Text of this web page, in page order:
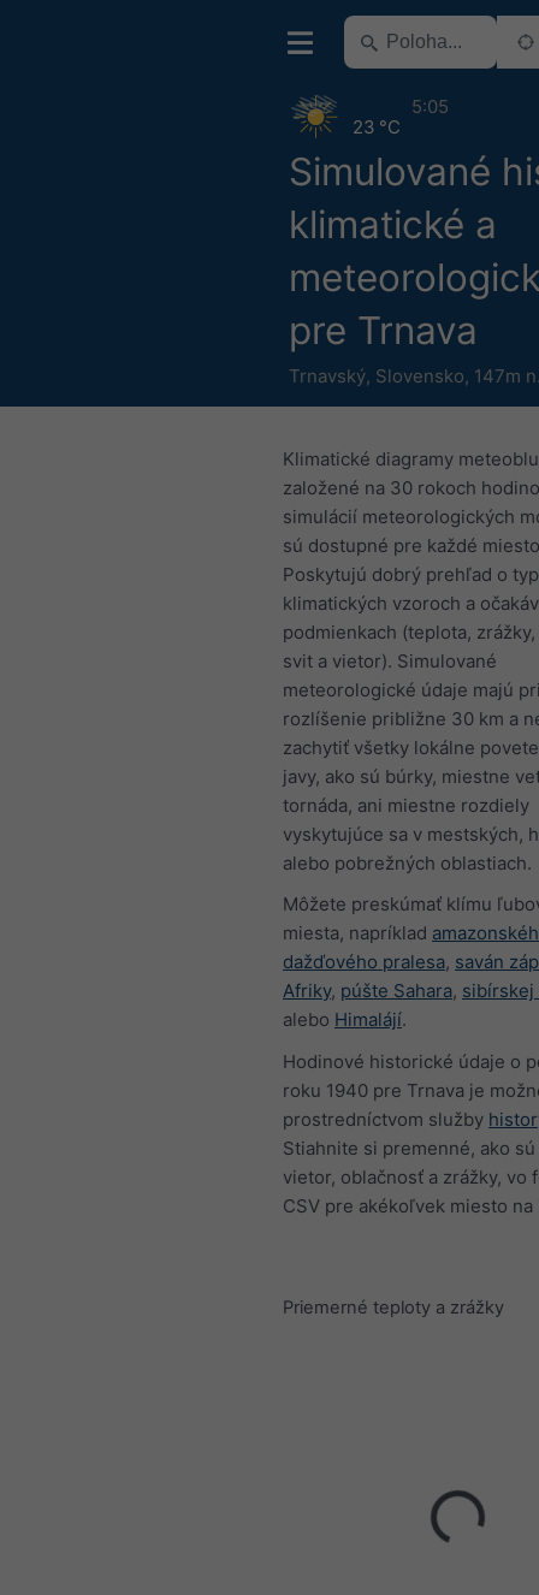
Simulované
klimatické a
pre Trnava
Trnavský, Slovensko, 147m
23 °C
5:05
Klimatické diagramy
založené na 30 rokoch
simulácií meteorologických
sú dostupné pre každé
Poskytujú dobrý prehľad o
klimatických vzoroch a
podmienkach (teplota,
svit a vietor). Simulované
meteorologické údaje majú
rozlíšenie približne 30 km a
zachytiť všetky lokálne
javy, ako sú búrky, miestne
tornáda, ani miestne rozdiely
vyskytujúce sa v mestských,
alebo pobrežných oblastiach.
Môžete preskúmať klímu
miesta, napríklad
dažďového pralesa, saván
Afriky, púšte Sahara,
alebo Himalájí.
Hodinové historické údaje o
roku 1940 pre Trnava je
prostredníctvom služby
Stiahnite si premenné, ako
vietor, oblačnosť a zrážky, vo
CSV pre akékoľvek miesto na
Priemerné teploty a zrážky